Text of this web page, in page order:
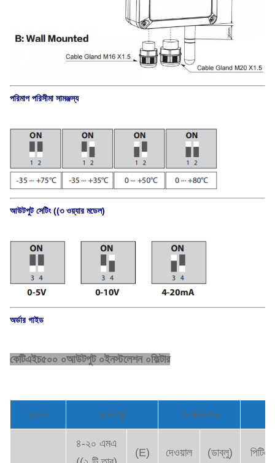
পরিমাপ পরিসীমা সামঞ্জস্য
আউটপুট সেটিং ((৩ ওয়্যার মডেল)
অর্ডার গাইড
কেটিএইচ৫০০ ০আউটপুট ০ইনস্টলেশন ০ফিল্টার
মডেল আউটপুট ইনস্টলেশন
৪-২০ এমএ
(E) দেওয়াল (ডাব্লু)